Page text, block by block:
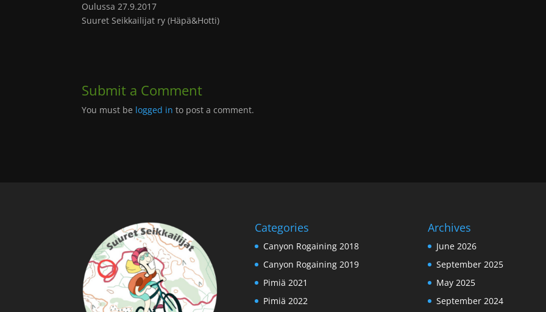
Oulussa 27.9.2017
Suuret Seikkailijat ry (Häpä&Hotti)
Submit a Comment
You must be logged in to post a comment.
Categories
Canyon Rogaining 2018
Canyon Rogaining 2019
Pimiä 2021
Pimiä 2022
Archives
June 2026
September 2025
May 2025
September 2024